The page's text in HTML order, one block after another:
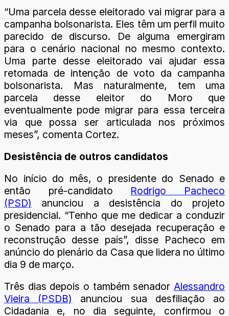
“Uma parcela desse eleitorado vai migrar para a
campanha bolsonarista. Eles têm um perfil muito
parecido de discurso. De alguma emergiram
para o cenário nacional no mesmo contexto.
Uma parte desse eleitorado vai ajudar essa
retomada de intenção de voto da campanha
bolsonarista. Mas naturalmente, tem uma
parcela desse eleitor do Moro que
eventualmente pode migrar para essa terceira
via que possa ser articulada nos próximos
meses”, comenta Cortez.
Desistência de outros candidatos
No início do mês, o presidente do Senado e
então pré-candidato Rodrigo Pacheco
(PSD) anunciou a desistência do projeto
presidencial. “Tenho que me dedicar a conduzir
o Senado para a tão desejada recuperação e
reconstrução desse país”, disse Pacheco em
anúncio do plenário da Casa que lidera no último
dia 9 de março.
Três dias depois o também senador Alessandro
Vieira (PSDB) anunciou sua desfiliação ao
Cidadania e, no dia seguinte, confirmou o